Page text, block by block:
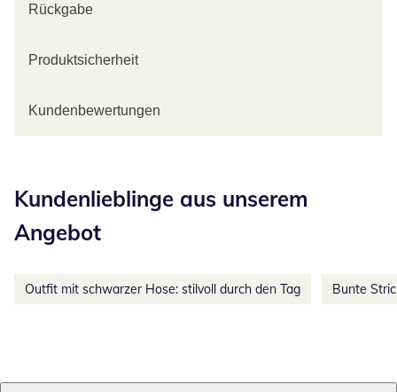
Rückgabe
Produktsicherheit
Kundenbewertungen
Kundenlieblinge aus unserem
Angebot
Outfit mit schwarzer Hose: stilvoll durch den Tag Bunte